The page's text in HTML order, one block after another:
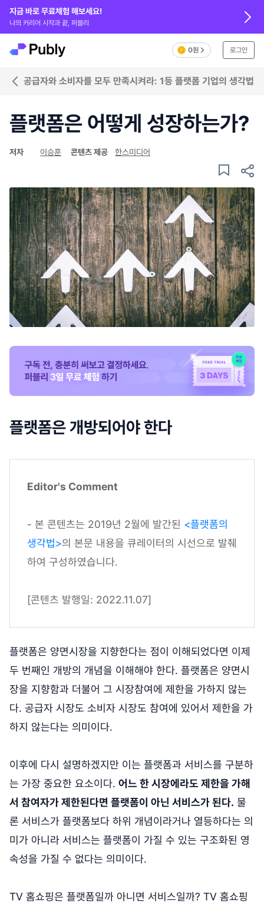
지금 바로 무료체험 해보세요!
나의 커리어 시작과 끝, 퍼블리
0원 로그인
공급자와 소비자를 모두 만족시켜라: 1등 플랫폼 기업의 생각법
플랫폼은 어떻게 성장하는가?
저자 이승훈 콘텐츠 제공 한스미디어
플랫폼은 개방되어야 한다
Editor's Comment
- 본 콘텐츠는 2019년 2월에 발간된 <플랫폼의
생각법>의 본문 내용을 큐레이터의 시선으로 발췌
하여 구성하였습니다.
[콘텐츠 발행일: 2022.11.07]
플랫폼은 양면시장을 지향한다는 점이 이해되었다면 이제
두 번째인 개방의 개념을 이해해야 한다. 플랫폼은 양면시
장을 지향함과 더불어 그 시장참여에 제한을 가하지 않는
다. 공급자 시장도 소비자 시장도 참여에 있어서 제한을 가
하지 않는다는 의미이다.
이후에 다시 설명하겠지만 이는 플랫폼과 서비스를 구분하
는 가장 중요한 요소이다. 어느 한 시장에라도 제한을 가해
서 참여자가 제한된다면 플랫폼이 아닌 서비스가 된다. 물
론 서비스가 플랫폼보다 하위 개념이라거나 열등하다는 의
미가 아니라 서비스는 플랫폼이 가질 수 있는 구조화된 영
속성을 가질 수 없다는 의미이다.
TV 홈쇼핑은 플랫폼일까 아니면 서비스일까? TV 홈쇼핑